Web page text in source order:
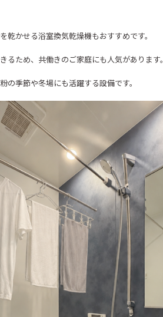
乾かせる浴室換気乾燥機もおすすめです。
るため、共働きのご家庭にも人気があります。
の季節や冬場にも活躍する設備です。